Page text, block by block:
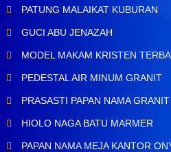
PATUNG MALAIKAT KUBURAN
GUCI ABU JENAZAH
MODEL MAKAM KRISTEN
PEDESTAL AIR MINUM GRANIT
PRASASTI PAPAN NAMA GRANIT
HIOLO NAGA BATU MARMER
PAPAN NAMA MEJA KANTOR